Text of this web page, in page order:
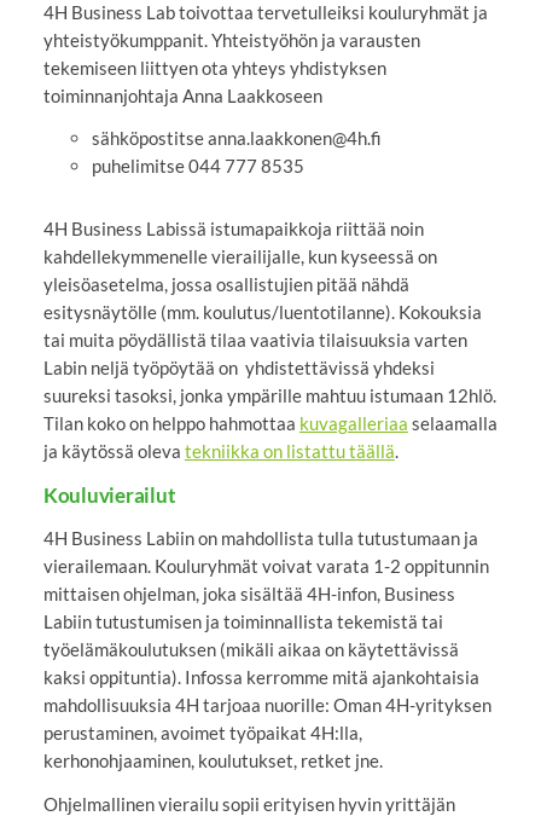
4H Business Lab toivottaa tervetulleiksi kouluryhmät ja
yhteistyökumppanit. Yhteistyöhön ja varausten
tekemiseen liittyen ota yhteys yhdistyksen
toiminnanjohtaja Anna Laakkoseen
sähköpostitse anna.laakkonen@4h.fi
puhelimitse 044 777 8535
4H Business Labissä istumapaikkoja riittää noin
kahdellekymmenelle vierailijalle, kun kyseessä on
yleisöasetelma, jossa osallistujien pitää nähdä
esitysnäytölle (mm. koulutus/luentotilanne). Kokouksia
tai muita pöydällistä tilaa vaativia tilaisuuksia varten
Labin neljä työpöytää on yhdistettävissä yhdeksi
suureksi tasoksi, jonka ympärille mahtuu istumaan 12hlö.
Tilan koko on helppo hahmottaa kuvagalleriaa selaamalla
ja käytössä oleva tekniikka on listattu täällä.
Kouluvierailut
4H Business Labiin on mahdollista tulla tutustumaan ja
vierailemaan. Kouluryhmät voivat varata 1-2 oppitunnin
mittaisen ohjelman, joka sisältää 4H-infon, Business
Labiin tutustumisen ja toiminnallista tekemistä tai
työelämäkoulutuksen (mikäli aikaa on käytettävissä
kaksi oppituntia). Infossa kerromme mitä ajankohtaisia
mahdollisuuksia 4H tarjoaa nuorille: Oman 4H-yrityksen
perustaminen, avoimet työpaikat 4H:lla,
kerhonohjaaminen, koulutukset, retket jne.
Ohjelmallinen vierailu sopii erityisen hyvin yrittäjän